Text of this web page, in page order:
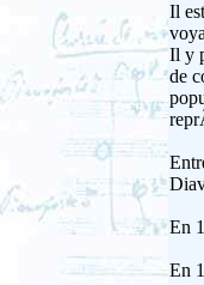
Il
Il y
de
En
En